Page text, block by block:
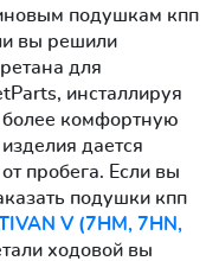
подушкам кпп
вы решили
для
инсталлируя
комфортную
дается
пробега. Если вы
подушки кпп
V (7HM, 7HN,
ходовой вы